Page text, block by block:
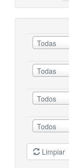
Todas
Todas
Todos
Todos
Limpiar